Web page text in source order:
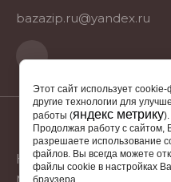
bazazip.ru@yandex.ru
2025
Компания Мегагрупп:
магазинов
Этот сайт использует
другие технологии для
работы (яндекс метрику).
Продолжая работу с сайтом,
разрешаете использование
файлов. Вы всегда можете
файлы cookie в настройках
браузера.